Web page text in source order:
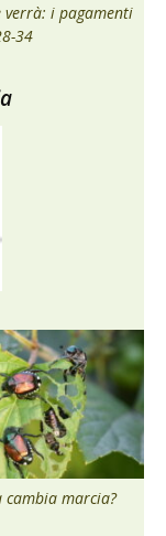
verrà: i pagamenti
34
cambia marcia?